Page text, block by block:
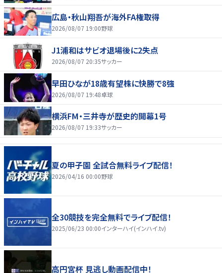
広島・秋山翔吾が海外FA権取得
2026/08/07 19:00野球
J1浦和はサビオ退場後に2失点
2026/08/07 20:35サッカー
早田ひなが18歳有望株に快勝で8強
2026/08/07 19:48卓球
横浜FM・三井寺が歴史的開幕1号
2026/08/07 19:33サッカー
夏の甲子園 全試合無料ライブ配信！
2026/04/16 00:00野球
全30競技を完全無料でライブ配信！
2025/06/23 00:00インターハイ(インハイ.tv)
高円宮杯 見逃し動画配信中！